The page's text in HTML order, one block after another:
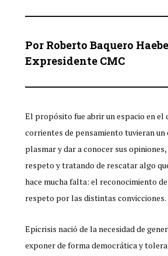
Por Roberto Baquero
Expresidente CMC
El propósito fue abrir un espacio en el
corrientes de pensamiento tuvieran un
plasmar y dar a conocer sus
respeto y tratando de rescatar algo
hace mucha falta: el reconocimiento
respeto por las distintas convicciones.
Epicrisis nació de la necesidad de
exponer de forma democrática y